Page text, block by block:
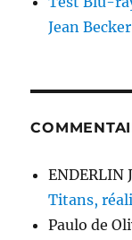
Jean Becker
ENDERLIN
Titans,
Paulo de